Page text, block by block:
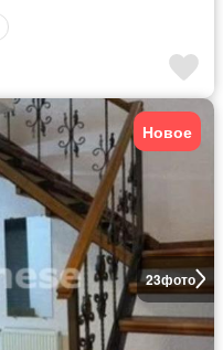
23фото
Новое